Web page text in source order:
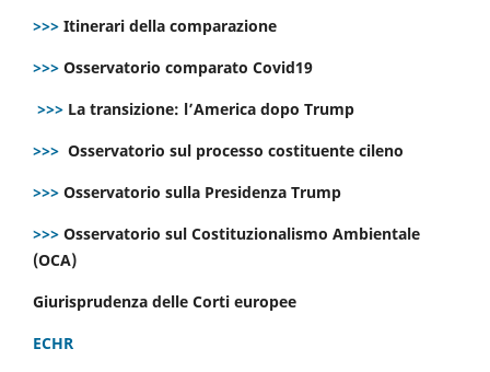
>>> Itinerari della comparazione
>>> Osservatorio comparato Covid19
>>> La transizione: l’America dopo Trump
>>> Osservatorio sul processo costituente cileno
>>> Osservatorio sulla Presidenza Trump
>>> Osservatorio sul Costituzionalismo Ambientale
(OCA)
Giurisprudenza delle Corti europee
ECHR